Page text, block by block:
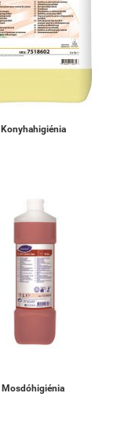
Konyhahigiénia
Mosdóhigiénia